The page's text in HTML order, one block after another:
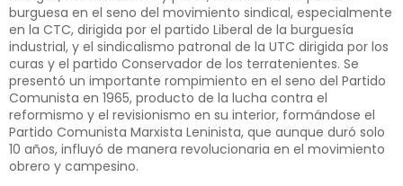
burguesa en el seno del movimiento sindical, especialmente
en la CTC, dirigida por el partido Liberal de la burguesía
industrial, y el sindicalismo patronal de la UTC dirigida por los
curas y el partido Conservador de los terratenientes. Se
presentó un importante rompimiento en el seno del Partido
Comunista en 1965, producto de la lucha contra el
reformismo y el revisionismo en su interior, formándose el
Partido Comunista Marxista Leninista, que aunque duró solo
10 años, influyó de manera revolucionaria en el movimiento
obrero y campesino.